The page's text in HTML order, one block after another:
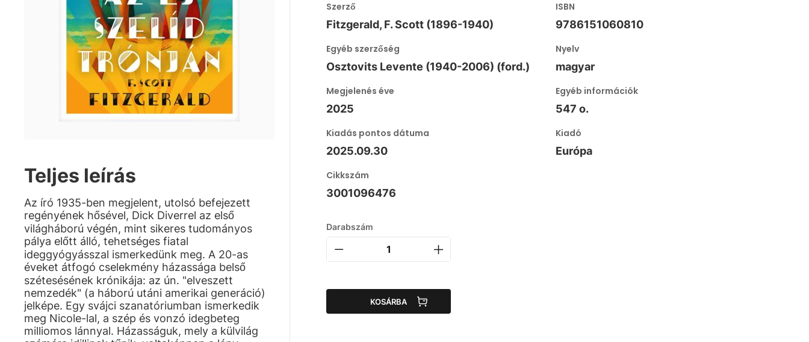
Teljes leírás
Az író 1935-ben megjelent, utolsó befejezett
regényének hősével, Dick Diverrel az első
világháború végén, mint sikeres tudományos
pálya előtt álló, tehetséges fiatal
ideggyógyásszal ismerkedünk meg. A 20-as
éveket átfogó cselekmény házassága belső
szétesésének krónikája: az ún. "elveszett
nemzedék" (a háború utáni amerikai generáció)
jelképe. Egy svájci szanatóriumban ismerkedik
meg Nicole-lal, a szép és vonzó idegbeteg
milliomos lánnyal. Házasságuk, mely a külvilág
Szerző
Fitzgerald, F. Scott (1896-1940)
ISBN
9786151060810
Egyéb szerzőség
Osztovits Levente (1940-2006) (ford.)
Nyelv
magyar
Megjelenés éve
2025
Egyéb információk
547 o.
Kiadás pontos dátuma
2025.09.30
Kiadó
Európa
Cikkszám
3001096476
Darabszám
KOSÁRBA